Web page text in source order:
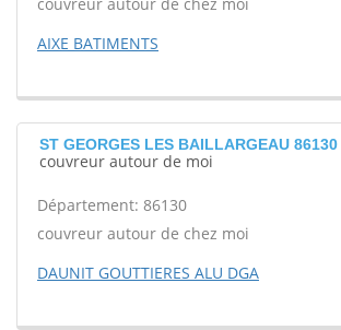
AIXE BATIMENTS
ST GEORGES LES BAILLARGEAU 86130
couvreur autour de moi
Département: 86130
couvreur autour de chez moi
DAUNIT GOUTTIERES ALU DGA